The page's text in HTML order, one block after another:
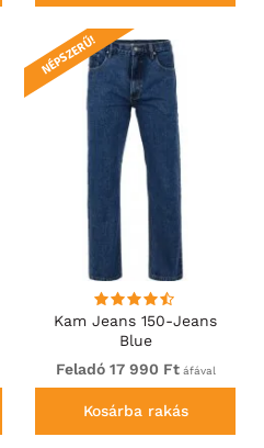
Kam Jeans 150-Jeans
Blue
NÉPSZERŰ!
Feladó 17 990 Ftáfával
Kosárba rakás